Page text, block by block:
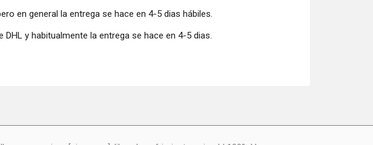
en general la entrega se hace en 4-5 dias hábiles.
y habitualmente la entrega se hace en 4-5 dias.